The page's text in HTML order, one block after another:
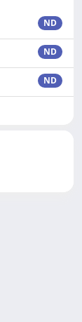
ND
ND
ND